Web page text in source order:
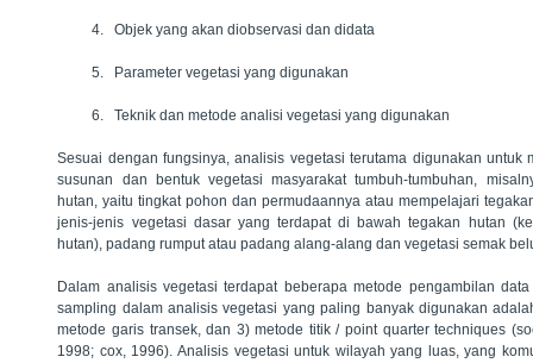
4. Objek yang akan diobservasi dan didata
5. Parameter vegetasi yang digunakan
6. Teknik dan metode analisi vegetasi yang digunakan
Sesuai dengan fungsinya, analisis vegetasi terutama digunakan untuk
susunan dan bentuk vegetasi masyarakat tumbuh-tumbuhan,
hutan, yaitu tingkat pohon dan permudaannya atau mempelajari
jenis-jenis vegetasi dasar yang terdapat di bawah tegakan hutan
hutan), padang rumput atau padang alang-alang dan vegetasi semak
Dalam analisis vegetasi terdapat beberapa metode pengambilan
sampling dalam analisis vegetasi yang paling banyak digunakan
metode garis transek, dan 3) metode titik / point quarter techniques
1998; cox, 1996). Analisis vegetasi untuk wilayah yang luas, yang